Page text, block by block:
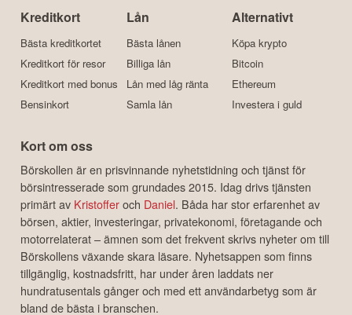
Kreditkort
Bästa kreditkortet
Kreditkort för resor
Kreditkort med bonus
Bensinkort
Lån
Bästa lånen
Billiga lån
Lån med låg ränta
Samla lån
Alternativt
Köpa krypto
Bitcoin
Ethereum
Investera i guld
Kort om oss
Börskollen är en prisvinnande nyhetstidning och tjänst för
börsintresserade som grundades 2015. Idag drivs tjänsten
primärt av Kristofferoch Daniel. Båda har stor erfarenhet av
börsen, aktier, investeringar, privatekonomi, företagande och
motorrelaterat – ämnen som det frekvent skrivs nyheter om till
Börskollens växande skara läsare. Nyhetsappen som finns
tillgänglig, kostnadsfritt, har under åren laddats ner
hundratusentals gånger och med ett användarbetyg som är
bland de bästa i branschen.